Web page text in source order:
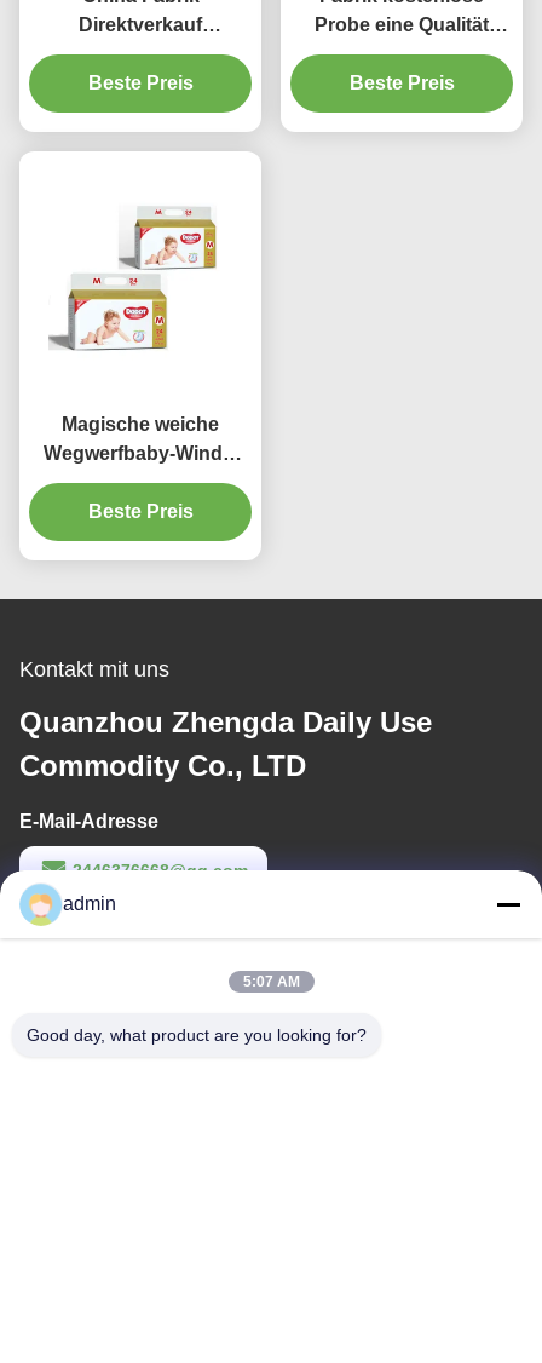
Direktverkauf
Einweginkontinenz
Erwachsenen Hose
Windeln
Beste Preis
Probe eine Qualität
Großhandel
Erwachsener Pull Up
Windeln Hosen ältere
Beste Preis
Magische weiche
Wegwerfbaby-Windel
keucht einen Grad, der
mit elastischem Bund
Breathable ist
Beste Preis
Kontakt mit uns
Quanzhou Zhengda Daily Use
Commodity Co., LTD
E-Mail-Adresse
2446376668@qq.com
Arbeitszeit
admin
5:07 AM
Good day, what product are you looking for?